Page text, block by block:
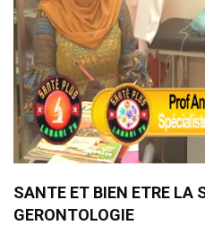
SANTE ET BIEN ETRE LA
GERONTOLOGIE